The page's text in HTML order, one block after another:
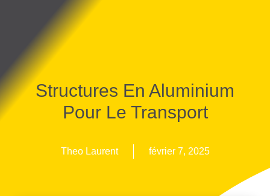
Structures En Aluminium
Pour Le Transport
Theo Laurent février 7, 2025